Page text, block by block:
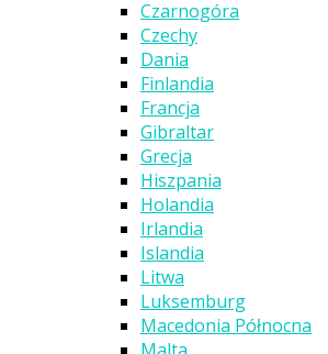
Czarnogóra
Czechy
Dania
Finlandia
Francja
Gibraltar
Grecja
Hiszpania
Holandia
Irlandia
Islandia
Litwa
Luksemburg
Macedonia Północna